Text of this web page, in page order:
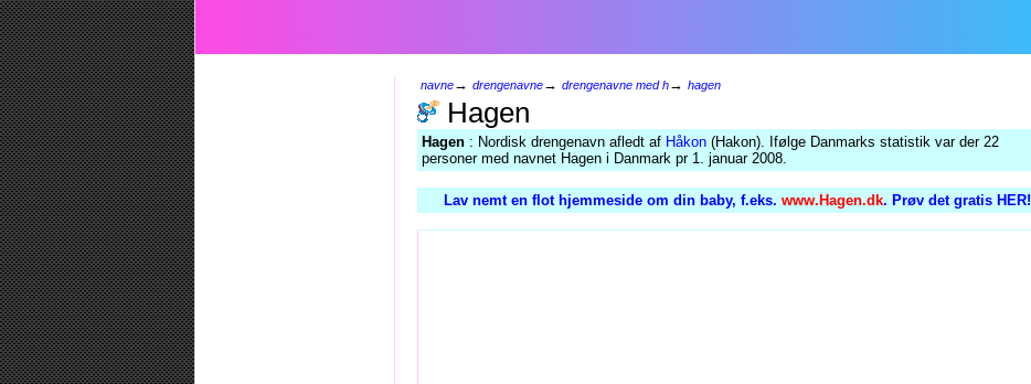
navne→ drengenavne→ drengenavne med h→ hagen
Hagen
Hagen : Nordisk drengenavn afledt af Håkon (Hakon). Ifølge Danmarks statistik var der 22
personer med navnet Hagen i Danmark pr 1. januar 2008.
Lav nemt en flot hjemmeside om din baby, f.eks. www.Hagen.dk. Prøv det gratis HER!